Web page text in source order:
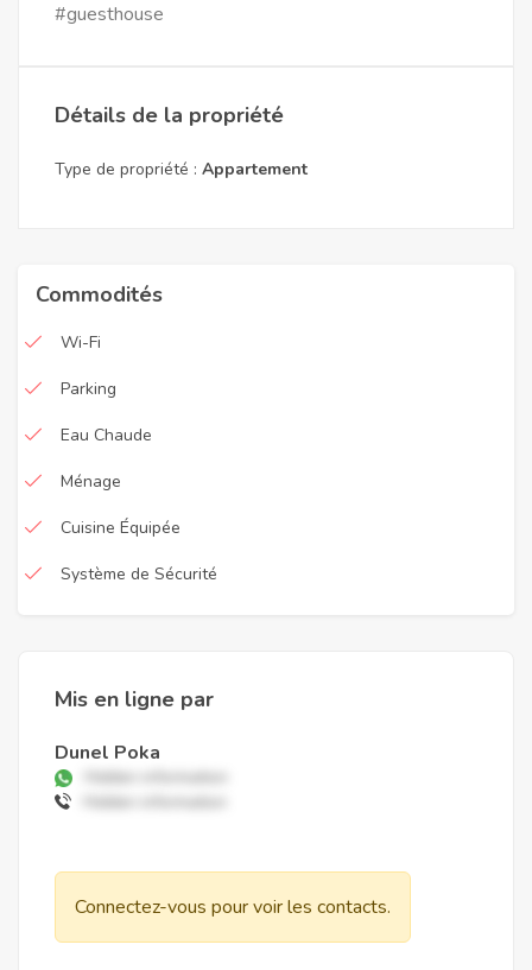
#guesthouse
Détails de la propriété
Type de propriété : Appartement
Commodités
Wi-Fi
Parking
Eau Chaude
Ménage
Cuisine Équipée
Système de Sécurité
Mis en ligne par
Dunel Poka
Hidden information
Hidden information
Connectez-vous pour voir les contacts.